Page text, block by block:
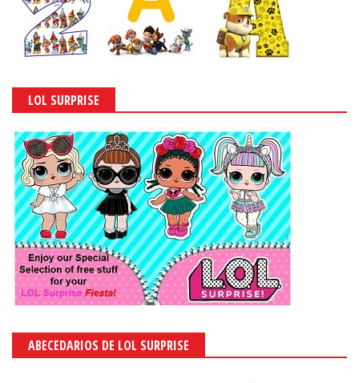
LOL SURPRISE
ABECEDARIOS DE LOL SURPRISE